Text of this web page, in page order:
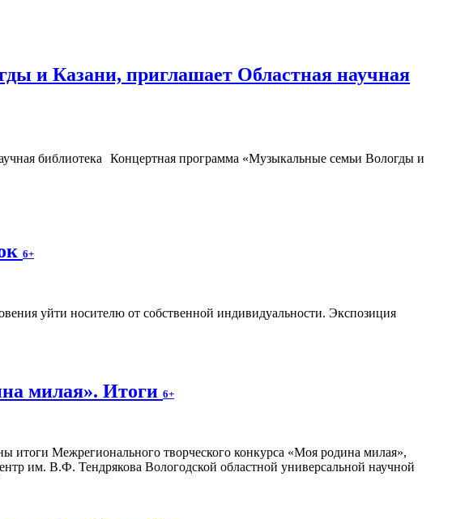
и Казани, приглашает Областная научная
Концертная программа «Музыкальные семьи Вологды и
6+
уйти носителю от собственной индивидуальности. Экспозиция
милая». Итоги 6+
итоги Межрегионального творческого конкурса «Моя родина милая»,
им. В.Ф. Тендрякова Вологодской областной универсальной научной